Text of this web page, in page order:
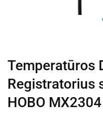
Temperatūros
Registratorius
HOBO MX2304